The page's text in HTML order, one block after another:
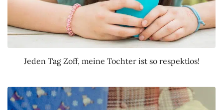
Jeden Tag Zoff, meine Tochter ist so respektlos!